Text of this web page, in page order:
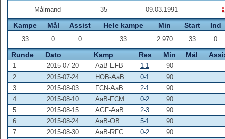
Målmand 35 09.03.1991
Kampe Mål Assist Hele kampe Min Start Ind
33 0 0 33 2.970 33 0
Runde Dato Kamp Res Min Mål
1 2015-07-20 AaB-EFB 1-1
90
2
2015-07-24 HOB-AaB 0-1
90
3
2015-08-03 FCN-AaB 2-1
90
4
2015-08-10 AaB-FCM 0-2
90
5
2015-08-15 AGF-AaB 2-3
90
6
2015-08-24 AaB-OB 5-1
90
7
2015-08-30 AaB-RFC 0-2
90